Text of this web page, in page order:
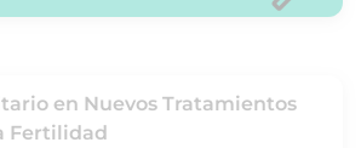
en Nuevos Tratamientos
Fertilidad